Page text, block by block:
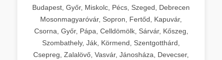
Budapest, Győr, Miskolc, Pécs, Szeged, Debrecen
Mosonmagyaróvár, Sopron, Fertőd, Kapuvár,
Csorna, Győr, Pápa, Celldömölk, Sárvár, Kőszeg,
Szombathely, Ják, Körmend, Szentgotthárd,
Csepreg, Zalalövő, Vasvár, Jánosháza, Devecser,